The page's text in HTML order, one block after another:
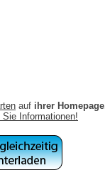
auf ihrer
Sie Informationen!